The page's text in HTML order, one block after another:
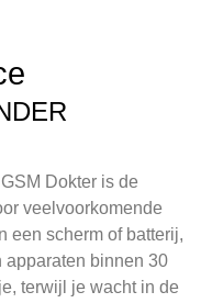
Dokter is de
veelvoorkomende
een scherm of batterij,
apparaten binnen 30
terwijl je wacht in de